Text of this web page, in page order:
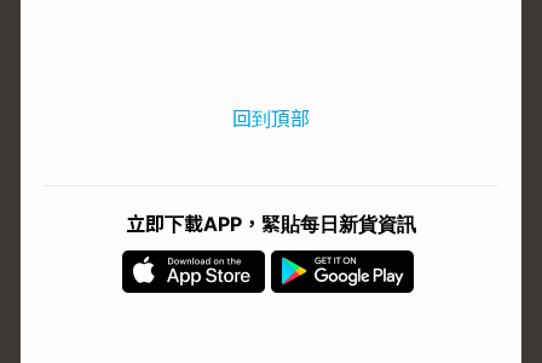
回到頂部
立即下載APP，緊貼每日新貨資訊